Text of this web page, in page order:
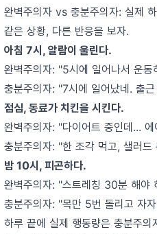
완벽주의자 vs 충분주의자: 실제
같은 상황, 다른 반응을 보자.
아침 7시, 알람이 울린다.
완벽주의자: "5시에 일어나서 운
충분주의자: "7시에 일어났네. 출
점심, 동료가 치킨을 시킨다.
완벽주의자: "다이어트 중인데...
충분주의자: "한 조각 먹고, 샐러드
밤 10시, 피곤하다.
완벽주의자: "스트레칭 30분 해야
충분주의자: "목만 5번 돌리고 자
하루 끝에 실제 행동량은 충분주의